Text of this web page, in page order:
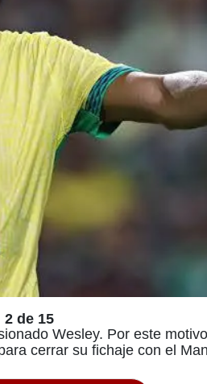
2 de 15
Wesley. Por este
cerrar su fichaje con el